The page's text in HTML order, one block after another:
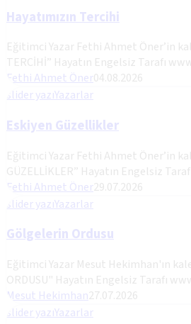
Hayatımızın Tercihi
Eğitimci Yazar Fethi Ahmet Öner’in
TERCİHİ” Hayatın Engelsiz Tarafı
Fethi Ahmet Öner04.08.2026
slider yazıYazarlar
Eskiyen Güzellikler
Eğitimci Yazar Fethi Ahmet Öner’in
GÜZELLİKLER” Hayatın Engelsiz
Fethi Ahmet Öner29.07.2026
slider yazıYazarlar
Gölgelerin Ordusu
Eğitimci Yazar Mesut Hekimhan'ın
ORDUSU" Hayatın Engelsiz Tarafı
Mesut Hekimhan27.07.2026
slider yazıYazarlar